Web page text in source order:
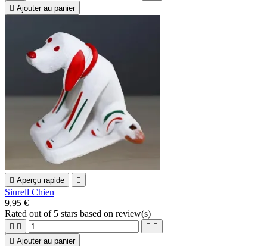
 Ajouter au panier
 Aperçu rapide 
Siurell Chien
9,95 €
Rated out of 5 stars based on review(s)
   
 Ajouter au panier